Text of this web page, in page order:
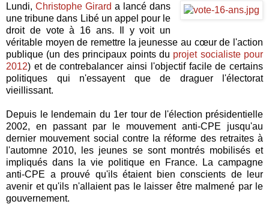
Lundi,Christophe Girard a lancé dans
une tribune dans Libé un appel pour le
droit de vote à 16 ans. Il y voit un
véritable moyen de remettre la jeunesse au cœur de l'action
publique (un des principaux points du projet socialiste pour
2012) et de contrebalancer ainsi l'objectif facile de certains
politiques qui n'essayent que de draguer l'électorat
vieillissant.
Depuis le lendemain du 1er tour de l'élection présidentielle
2002, en passant par le mouvement anti-CPE jusqu'au
dernier mouvement social contre la réforme des retraites à
l'automne 2010, les jeunes se sont montrés mobilisés et
impliqués dans la vie politique en France. La campagne
anti-CPE a prouvé qu'ils étaient bien conscients de leur
avenir et qu'ils n'allaient pas le laisser être malmené par le
gouvernement.